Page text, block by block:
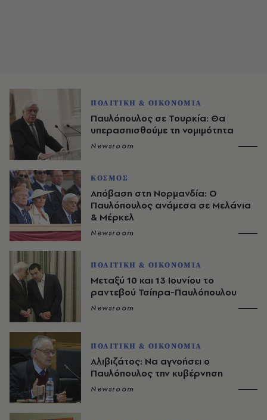
ΠΟΛΙΤΙΚΗ & ΟΙΚΟΝΟΜΙΑ
Παυλόπουλος σε Τουρκία: Θα
υπερασπισθούμε τη νομιμότητα
Newsroom
ΚΟΣΜΟΣ
Απόβαση στη Νορμανδία: Ο
Παυλόπουλος ανάμεσα σε Μελάνια
& Μέρκελ
Newsroom
ΠΟΛΙΤΙΚΗ & ΟΙΚΟΝΟΜΙΑ
Μεταξύ 10 και 13 Ιουνίου το
ραντεβού Τσίπρα-Παυλόπουλου
Newsroom
ΠΟΛΙΤΙΚΗ & ΟΙΚΟΝΟΜΙΑ
Αλιβιζάτος: Να αγνοήσει ο
Παυλόπουλος την κυβέρνηση
Newsroom